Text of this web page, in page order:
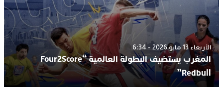
الأربعاء 13 مايو 2026 - 6:34
المغرب يستضيف البطولة العالمية “Four2Score
Redbull”